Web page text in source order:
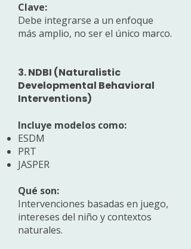
Clave:
Debe integrarse a un enfoque
más amplio, no ser el único marco.
3. NDBI (Naturalistic
Developmental Behavioral
Interventions)
Incluye modelos como:
ESDM
PRT
JASPER
Qué son:
Intervenciones basadas en juego,
intereses del niño y contextos
naturales.